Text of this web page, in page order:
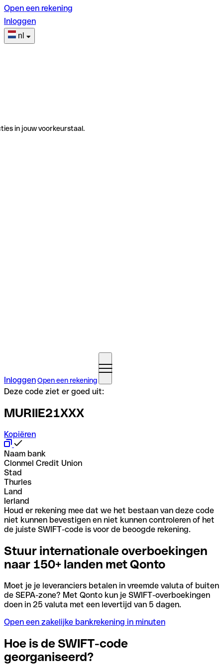
Open een rekening
Inloggen
nl
in jouw voorkeurstaal.
InloggenOpen een rekening
Deze code ziet er goed uit:
MURIIE21XXX
Kopiëren
Naam bank
Clonmel Credit Union
Stad
Thurles
Land
Ierland
Houd er rekening mee dat we het bestaan van deze code
niet kunnen bevestigen en niet kunnen controleren of het
de juiste SWIFT-code is voor de beoogde rekening.
Stuur internationale overboekingen
naar 150+ landen met Qonto
Moet je je leveranciers betalen in vreemde valuta of buiten
de SEPA-zone? Met Qonto kun je SWIFT-overboekingen
doen in 25 valuta met een levertijd van 5 dagen.
Open een zakelijke bankrekening in minuten
Hoe is de SWIFT-code
georganiseerd?